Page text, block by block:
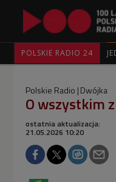
POLSKIE RADIO 24
Polskie Radio Dwójka
O wszystkim
ostatnia aktualizacja:
21.05.2026 10:20